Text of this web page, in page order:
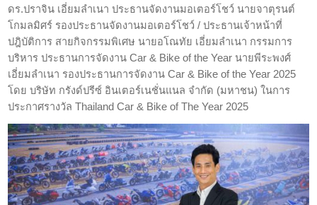
ดร.ปราจิน เอี่ยมลำเนา ประธานจัดงานมอเตอร์โชว์ นายจาตุรนต์
โกมลมิศร์ รองประธานจัดงานมอเตอร์โชว์ / ประธานเจ้าหน้าที่
ปฎิบัติการ สายกิจกรรมพิเศษ นายอโณทัย เอี่ยมลำเนา กรรมการ
บริหาร ประธานการจัดงาน Car & Bike of the Year นายพีระพงศ์
เอี่ยมลำเนา รองประธานการจัดงาน Car & Bike of the Year 2025
โดย บริษัท กรังด์ปรีซ์ อินเตอร์เนชั่นแนล จำกัด (มหาชน) ในการ
ประกาศรางวัล Thailand Car & Bike of The Year 2025